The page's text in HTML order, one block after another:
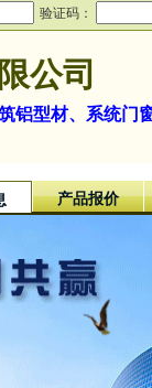
验证码：
公司
铝型材、系统门
产品报价